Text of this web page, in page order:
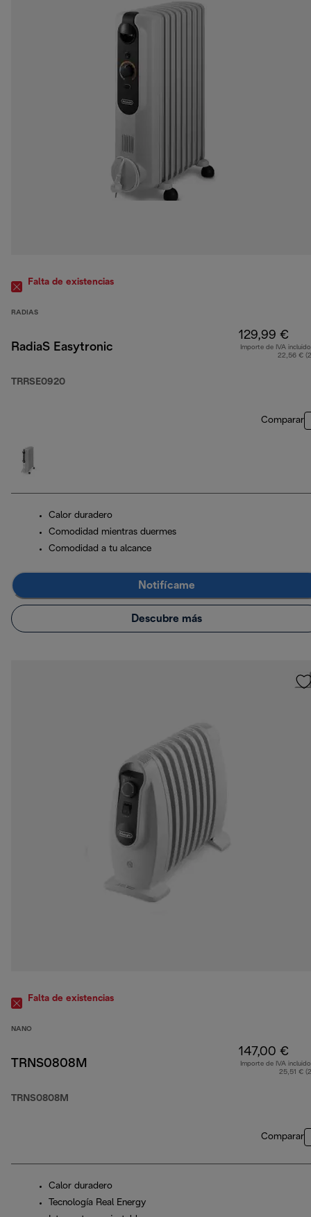
Falta de existencias
RADIAS
RadiaS Easytronic
TRRSE0920
129,99 €
Importe de IVA
22,56 €
Comparar
Calor duradero
Comodidad mientras duermes
Comodidad a tu alcance
Notifícame
Descubre más
Falta de existencias
NANO
TRNS0808M
TRNS0808M
147,00 €
Importe de IVA
25,51 €
Comparar
Calor duradero
Tecnología Real Energy